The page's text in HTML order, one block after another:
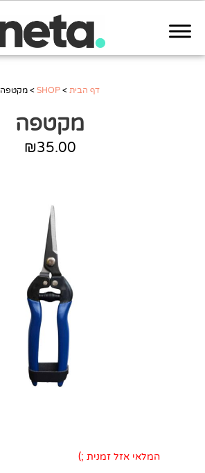
המלאי אזל זמנית ;)
דף הבית >
SHOP
> מקטפה
מקטפה
₪35.00